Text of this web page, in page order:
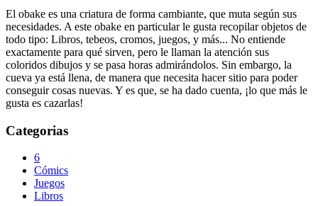
El obake es una criatura de forma cambiante, que muta según sus
necesidades. A este obake en particular le gusta recopilar objetos de
todo tipo: Libros, tebeos, cromos, juegos, y más... No entiende
exactamente para qué sirven, pero le llaman la atención sus
coloridos dibujos y se pasa horas admirándolos. Sin embargo, la
cueva ya está llena, de manera que necesita hacer sitio para poder
conseguir cosas nuevas. Y es que, se ha dado cuenta, ¡lo que más le
gusta es cazarlas!
Categorias
6
Cómics
Juegos
Libros